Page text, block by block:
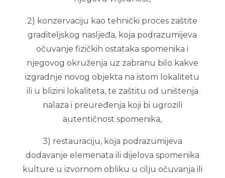
2) konzervaciju kao tehnički proces zaštite
graditeljskog nasljeđa, koja podrazumijeva
očuvanje fizičkih ostataka spomenika i
njegovog okruženja uz zabranu bilo kakve
izgradnje novog objekta na istom lokalitetu
ili u blizini lokaliteta, te zaštitu od uništenja
nalaza i preuređenja koji bi ugrozili
autentičnost spomenika,
3) restauraciju, koja podrazumijeva
dodavanje elemenata ili dijelova spomenika
kulture u izvornom obliku u cilju očuvanja ili